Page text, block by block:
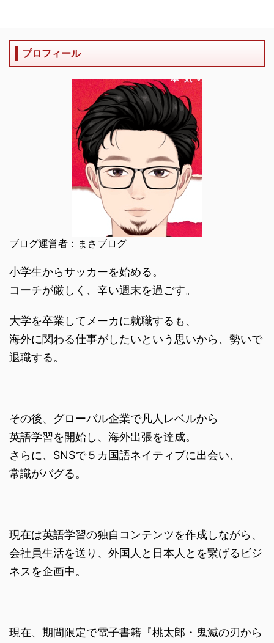
プロフィール
ブログ運営者：まさブログ
小学生からサッカーを始める。
コーチが厳しく、辛い週末を過ごす。
大学を卒業してメーカに就職するも、
海外に関わる仕事がしたいという思いから、勢いで
退職する。
その後、グローバル企業で凡人レベルから
英語学習を開始し、海外出張を達成。
さらに、SNSで５カ国語ネイティブに出会い、
常識がバグる。
現在は英語学習の独自コンテンツを作成しながら、
会社員生活を送り、外国人と日本人とを繋げるビジ
ネスを企画中。
現在、期間限定で電子書籍『桃太郎・鬼滅の刃から